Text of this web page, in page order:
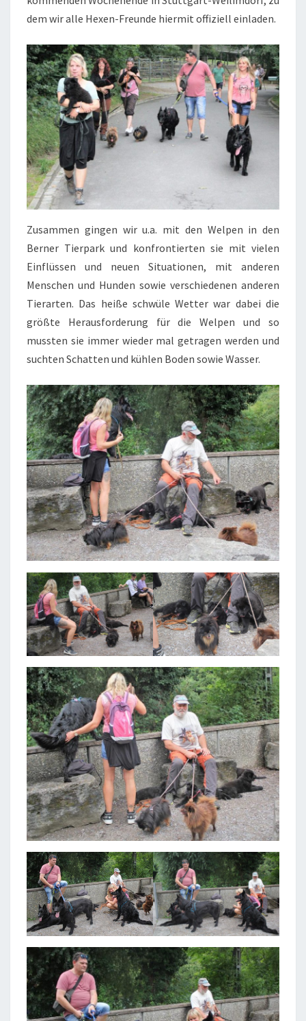
dem wir alle Hexen-Freunde hiermit offiziell einladen.
Zusammen gingen wir u.a. mit den Welpen in den
Berner Tierpark und konfrontierten sie mit vielen
Einflüssen und neuen Situationen, mit anderen
Menschen und Hunden sowie verschiedenen anderen
Tierarten. Das heiße schwüle Wetter war dabei die
größte Herausforderung für die Welpen und so
mussten sie immer wieder mal getragen werden und
suchten Schatten und kühlen Boden sowie Wasser.